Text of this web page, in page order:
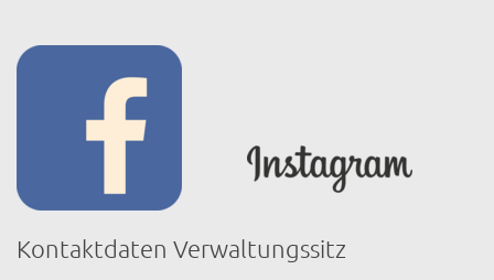
Kontaktdaten Verwaltungssitz